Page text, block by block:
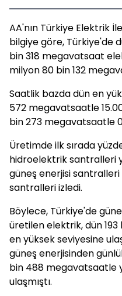
AA'nın Türkiye Elektrik
bilgiye göre, Türkiye'de
bin 318 megavatsaat
milyon 80 bin 132
Saatlik bazda dün en
572 megavatsaatle
bin 273 megavatsaatle
Üretimde ilk sırada
hidroelektrik santralleri
güneş enerjisi
santralleri izledi.
Böylece, Türkiye'de
üretilen elektrik, dün
en yüksek seviyesine
güneş enerjisinden
bin 488 megavatsaatle
ulaşmıştı.